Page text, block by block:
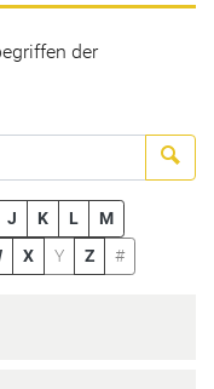
der
J K L
M
X Y Z #